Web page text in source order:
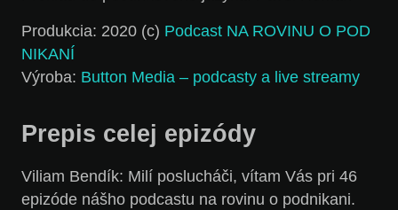
Produkcia: 2020 (c) Podcast NA ROVINU O POD
NIKANÍ
Výroba: Button Media – podcasty a live streamy
Prepis celej epizódy
Viliam Bendík: Milí poslucháči, vítam Vás pri 46
epizóde nášho podcastu na rovinu o podnikani.